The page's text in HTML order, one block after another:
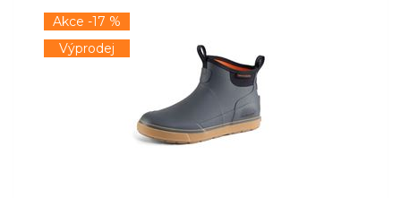
Akce -17 %
Výprodej